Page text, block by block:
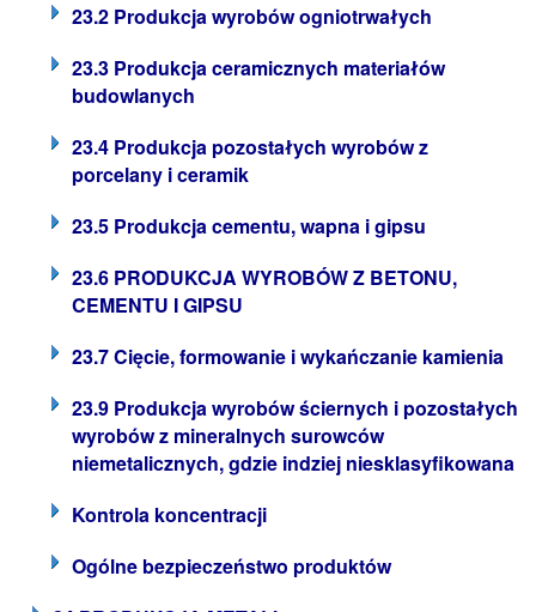
23.2 Produkcja wyrobów ogniotrwałych
23.3 Produkcja ceramicznych materiałów
budowlanych
23.4 Produkcja pozostałych wyrobów z
porcelany i ceramik
23.5 Produkcja cementu, wapna i gipsu
23.6 PRODUKCJA WYROBÓW Z BETONU,
CEMENTU I GIPSU
23.7 Cięcie, formowanie i wykańczanie kamienia
23.9 Produkcja wyrobów ściernych i pozostałych
wyrobów z mineralnych surowców
niemetalicznych, gdzie indziej niesklasyfikowana
Kontrola koncentracji
Ogólne bezpieczeństwo produktów